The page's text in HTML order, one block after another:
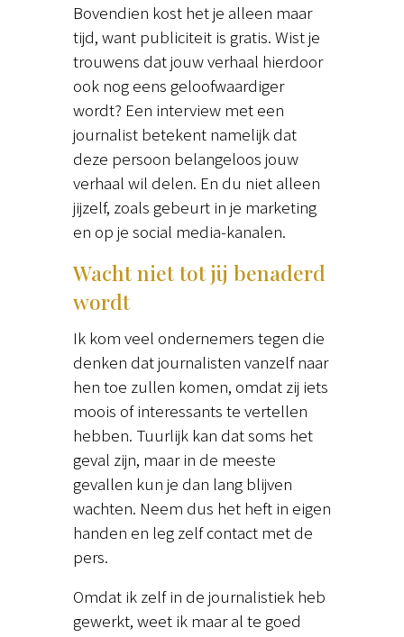
Bovendien kost het je alleen maar
tijd, want publiciteit is gratis. Wist je
trouwens dat jouw verhaal hierdoor
ook nog eens geloofwaardiger
wordt? Een interview met een
journalist betekent namelijk dat
deze persoon belangeloos jouw
verhaal wil delen. En du niet alleen
jijzelf, zoals gebeurt in je marketing
en op je social media-kanalen.
Wacht niet tot jij benaderd
wordt
Ik kom veel ondernemers tegen die
denken dat journalisten vanzelf naar
hen toe zullen komen, omdat zij iets
moois of interessants te vertellen
hebben. Tuurlijk kan dat soms het
geval zijn, maar in de meeste
gevallen kun je dan lang blijven
wachten. Neem dus het heft in eigen
handen en leg zelf contact met de
pers.
Omdat ik zelf in de journalistiek heb
gewerkt, weet ik maar al te goed